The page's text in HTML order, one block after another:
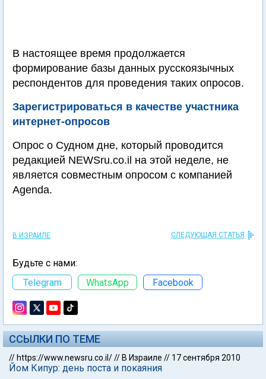
В настоящее время продолжается
формирование базы данных русскоязычных
респондентов для проведения таких опросов.
Зарегистрироваться в качестве участника
интернет-опросов
Опрос о Судном дне, который проводится
редакцией NEWSru.co.il на этой неделе, не
является совместным опросом с компанией
Agenda.
В ИЗРАИЛЕ СЛЕДУЮЩАЯ СТАТЬЯ
Будьте с нами:
Telegram
WhatsApp Facebook
ССЫЛКИ ПО ТЕМЕ
// https://www.newsru.co.il/// В Израиле // 17 сентября 2010
Йом Кипур: день поста и покаяния